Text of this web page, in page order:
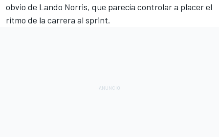
obvio de Lando Norris, que parecía controlar a placer el
ritmo de la carrera al sprint.